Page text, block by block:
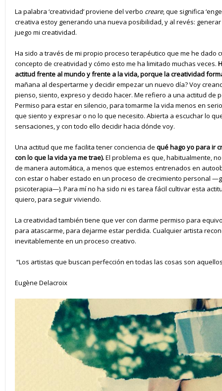
La palabra ‘creatividad’ proviene del verbo creare, que significa
creativa estoy generando una nueva posibilidad, y al revés:
juego mi creatividad.
Ha sido a través de mi propio proceso terapéutico que me he dado
concepto de creatividad y cómo esto me ha limitado muchas veces.
actitud frente al mundo y frente a la vida, porque la creatividad
mañana al despertarme y decidir empezar un nuevo día? Voy
pienso, siento, expreso y decido hacer. Me refiero a una actitud de
Permiso para estar en silencio, para tomarme la vida menos en
que siento y expresar o no lo que necesito. Abierta a escuchar lo
sensaciones, y con todo ello decidir hacia dónde voy.
Una actitud que me facilita tener conciencia de qué hago yo para ir
con lo que la vida ya me trae).El problema es que, habitualmente,
de manera automática, a menos que estemos entrenados en
con estar o haber estado en un proceso de crecimiento personal
psicoterapia—). Para mí no ha sido ni es tarea fácil cultivar esta
quiero, para seguir viviendo.
La creatividad también tiene que ver con darme permiso para
para atascarme, para dejarme estar perdida. Cualquier artista
inevitablemente en un proceso creativo.
“Los artistas que buscan perfección en todas las cosas son
Eugène Delacroix